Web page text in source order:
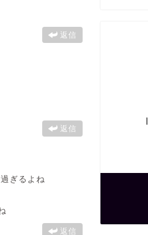
返信
返信
ぎるよね
返信